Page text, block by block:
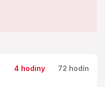
4 hodiny 72 hodín